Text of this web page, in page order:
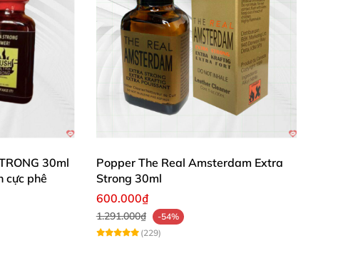
30ml
cực phê
Popper The Real Amsterdam Extra
Strong 30ml
600.000₫
1.291.000₫
-54%
(229)